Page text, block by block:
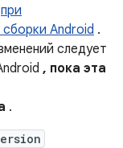
при
Android .
следует
, пока эта
.